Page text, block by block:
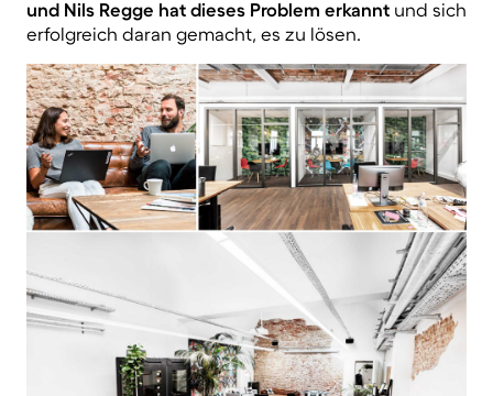
und Nils Regge hat dieses Problem erkannt und sich
erfolgreich daran gemacht, es zu lösen.